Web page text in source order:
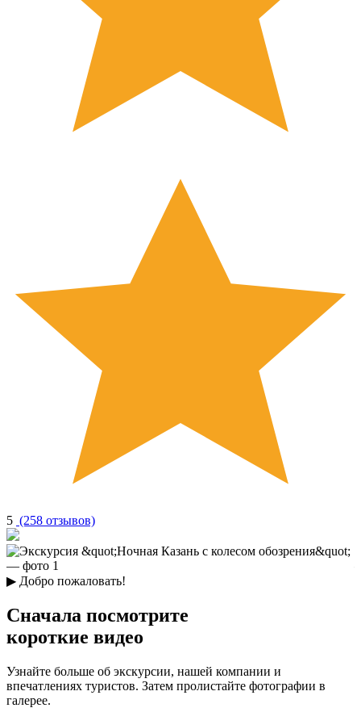
5 (258 отзывов)
▶ Добро пожаловать!
Сначала посмотрите
короткие видео
Узнайте больше об экскурсии, нашей компании и
впечатлениях туристов. Затем пролистайте фотографии в
галерее.